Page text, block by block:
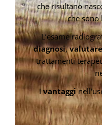
che risultano
che sono
L’esame
diagnosi,valutare
trattamenti
Ivantaggi